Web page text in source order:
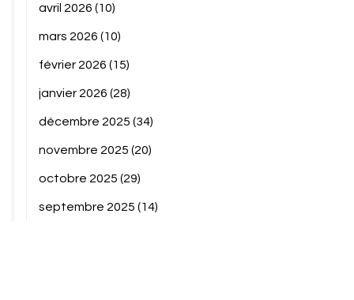
avril 2026 (10)
mars 2026 (10)
février 2026 (15)
janvier 2026 (28)
décembre 2025 (34)
novembre 2025 (20)
octobre 2025 (29)
septembre 2025 (14)